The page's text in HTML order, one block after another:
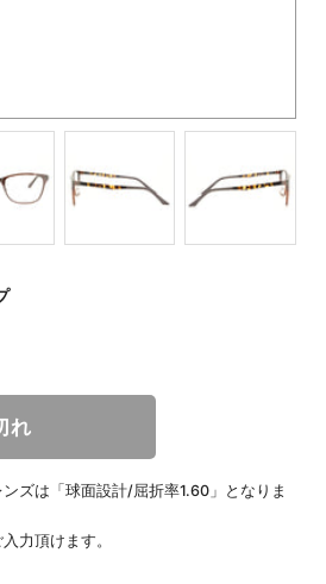
ズは「球面設計/屈折率1.60」となりま
力頂けます。